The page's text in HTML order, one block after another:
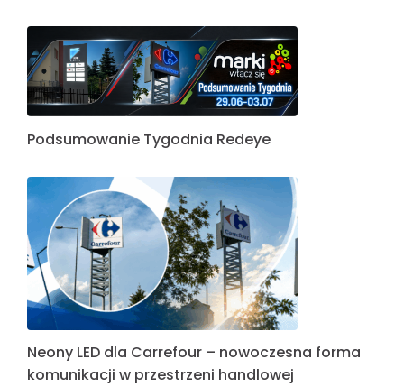
Podsumowanie Tygodnia Redeye
Neony LED dla Carrefour – nowoczesna forma
komunikacji w przestrzeni handlowej